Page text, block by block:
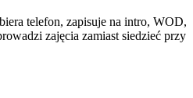
telefon, zapisuje na intro, WOD,
zajęcia zamiast siedzieć przy